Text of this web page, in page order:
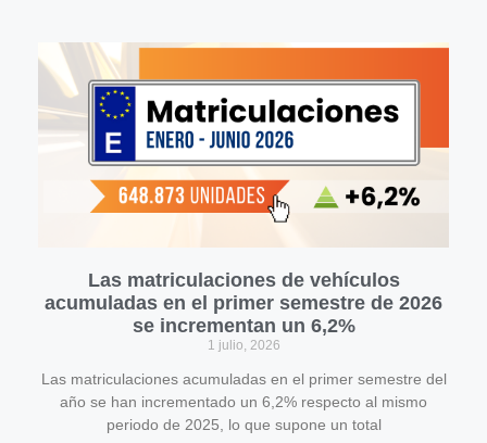
Las matriculaciones de vehículos
acumuladas en el primer semestre de 2026
se incrementan un 6,2%
1 julio, 2026
Las matriculaciones acumuladas en el primer semestre del
año se han incrementado un 6,2% respecto al mismo
periodo de 2025, lo que supone un total